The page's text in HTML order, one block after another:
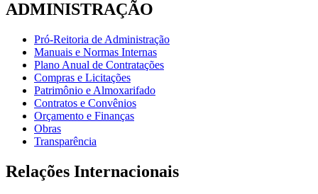
ADMINISTRAÇÃO
Pró-Reitoria de Administração
Manuais e Normas Internas
Plano Anual de Contratações
Compras e Licitações
Patrimônio e Almoxarifado
Contratos e Convênios
Orçamento e Finanças
Obras
Transparência
Relações Internacionais